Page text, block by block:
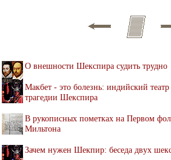
О внешности Шекспира судить трудно
Макбет - это болезнь: индийский
трагедии Шекспира
В рукописных пометках на Первом
Мильтона
Зачем нужен Шекпир: беседа двух